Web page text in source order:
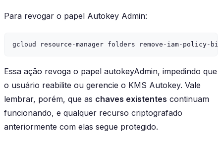
Para revogar o papel Autokey Admin:
Essa ação revoga o papel autokeyAdmin, impedindo que
o usuário reabilite ou gerencie o KMS Autokey. Vale
lembrar, porém, que as chaves existentes continuam
funcionando, e qualquer recurso criptografado
anteriormente com elas segue protegido.